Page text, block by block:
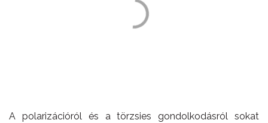
A polarizációról és a törzsies gondolkodásról sokat